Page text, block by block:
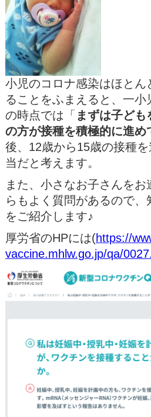
小児のコロナ感染はほとん
ることをふまえると、一
の時点では「 まずは子ど
の方が接種を積極的に進め
後、12歳から15歳の接種
当だと考えます。
また、小さなお子さんを
らもよく質問があるので、
をご紹介します♪
厚労省のHPには(https://
vaccine.mhlw.go.jp/qa/